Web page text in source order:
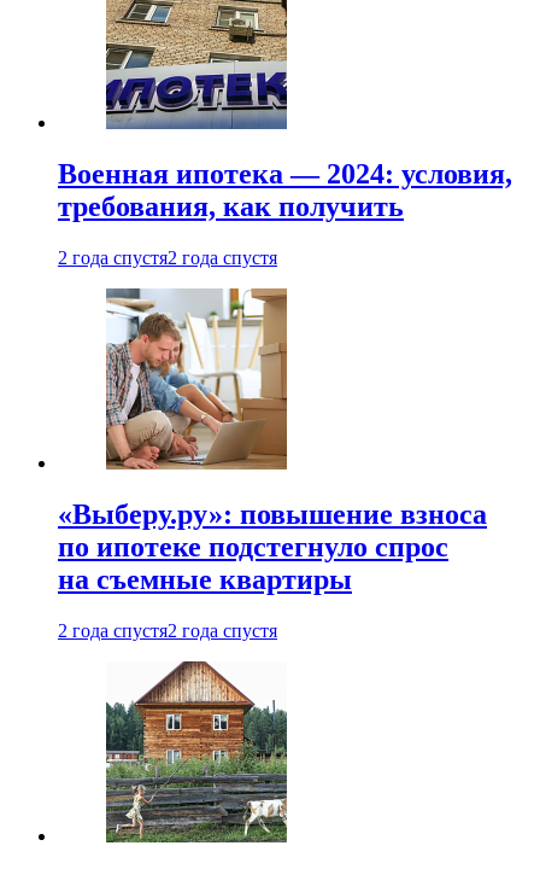
Военная ипотека — 2024: условия,
требования, как получить
2 года спустя2 года спустя
«Выберу.ру»: повышение взноса
по ипотеке подстегнуло спрос
на съемные квартиры
2 года спустя2 года спустя